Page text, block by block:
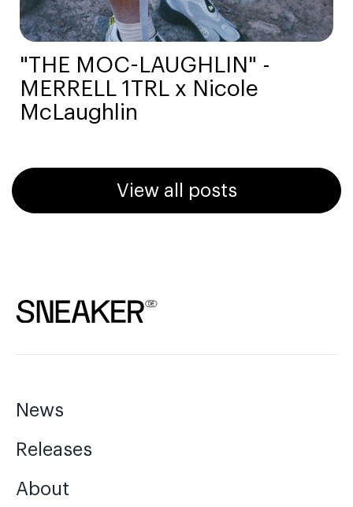
"THE MOC-LAUGHLIN" -
MERRELL 1TRL x Nicole
McLaughlin
View all posts
News
Releases
About